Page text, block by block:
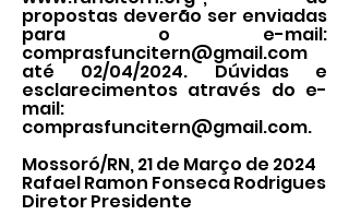
propostas deverão ser enviadas
para o e-mail:
comprasfuncitern@gmail.com
até 02/04/2024. Dúvidas e
esclarecimentos através do e-
mail:
comprasfuncitern@gmail.com.
Mossoró/RN, 21 de Março de 2024
Rafael Ramon Fonseca Rodrigues
Diretor Presidente